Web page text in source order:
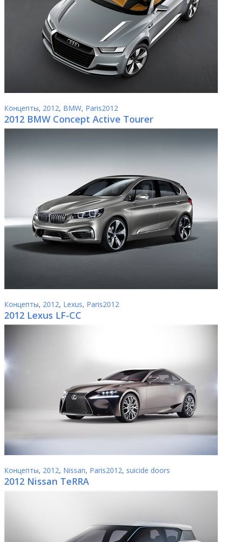
Концепты, 2012, BMW, Paris2012
2012 BMW Concept Active Tourer
Концепты, 2012, Lexus, Paris2012
2012 Lexus LF-CC
Концепты, 2012, Nissan, Paris2012, suicide doors
2012 Nissan TeRRA